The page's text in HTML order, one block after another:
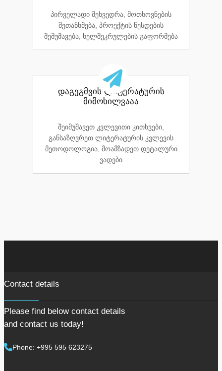
პირველადი შეხვედრა, მოთხოვნების
შეთანხმება, პროექტის წესდების
შემუშავება, ხელშეკრულების გაფორმება
დაგეგმვის ლიტერატურის
მიმოხილვააა
შეიმუშავეთ კვლევითი კითხვები,
განსაზღვრეთ ლიტერატურის კვლევის
მეთოდოლოგია, მოამზადეთ დეტალური
ვადები
Contact details
Please find below contact details
and contact us today!
Phone: +995 595 623275